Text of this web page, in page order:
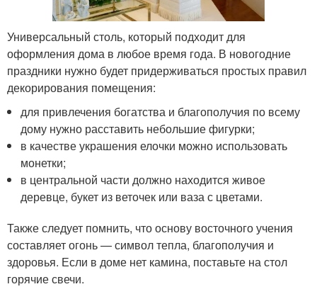
Универсальный столь, который подходит для
оформления дома в любое время года. В новогодние
праздники нужно будет придерживаться простых правил
декорирования помещения:
для привлечения богатства и благополучия по всему
дому нужно расставить небольшие фигурки;
в качестве украшения елочки можно использовать
монетки;
в центральной части должно находится живое
деревце, букет из веточек или ваза с цветами.
Также следует помнить, что основу восточного учения
составляет огонь — символ тепла, благополучия и
здоровья. Если в доме нет камина, поставьте на стол
горячие свечи.